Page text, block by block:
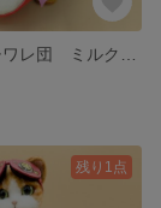
残り1点